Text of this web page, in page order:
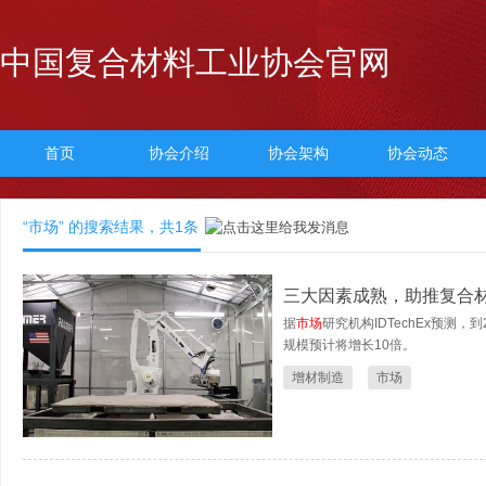
中国复合材料工业协会官网
首页 协会介绍 协会架构 协会动态
“市场” 的搜索结果，共1条
三大因素成熟，助推复合
据市场研究机构IDTechEx预测，
规模预计将增长10倍。
增材制造 市场